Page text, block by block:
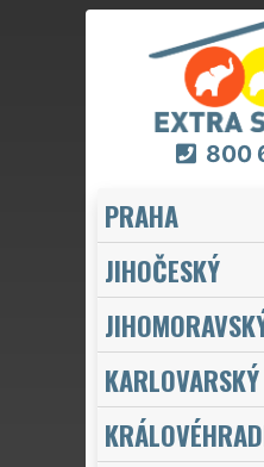
800
PRAHA
JIHOČESKÝ
KARLOVARSKÝ